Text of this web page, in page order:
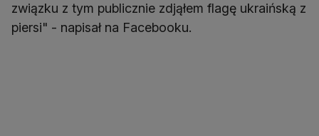
związku z tym publicznie zdjąłem flagę ukraińską z
piersi" - napisał na Facebooku.